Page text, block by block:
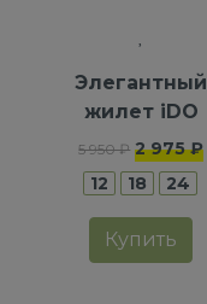
Элегантный
жилет iDO
5 950 ₽ 2 975 ₽
12
18 24
Купить